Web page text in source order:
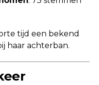
tijd een bekend
haar achterban.